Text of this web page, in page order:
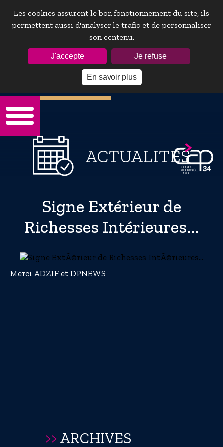
Les cookies assurent le bon fonctionnement du site, ils
permettent aussi d'analyser le trafic et de personnaliser
son contenu.
J'accepte Je refuse
En savoir plus
Mot de passe oublie ?
ACTUALITÉS
Signe Extérieur de
Richesses Intérieures...
Merci ADZIF et DPNEWS
>>ARCHIVES